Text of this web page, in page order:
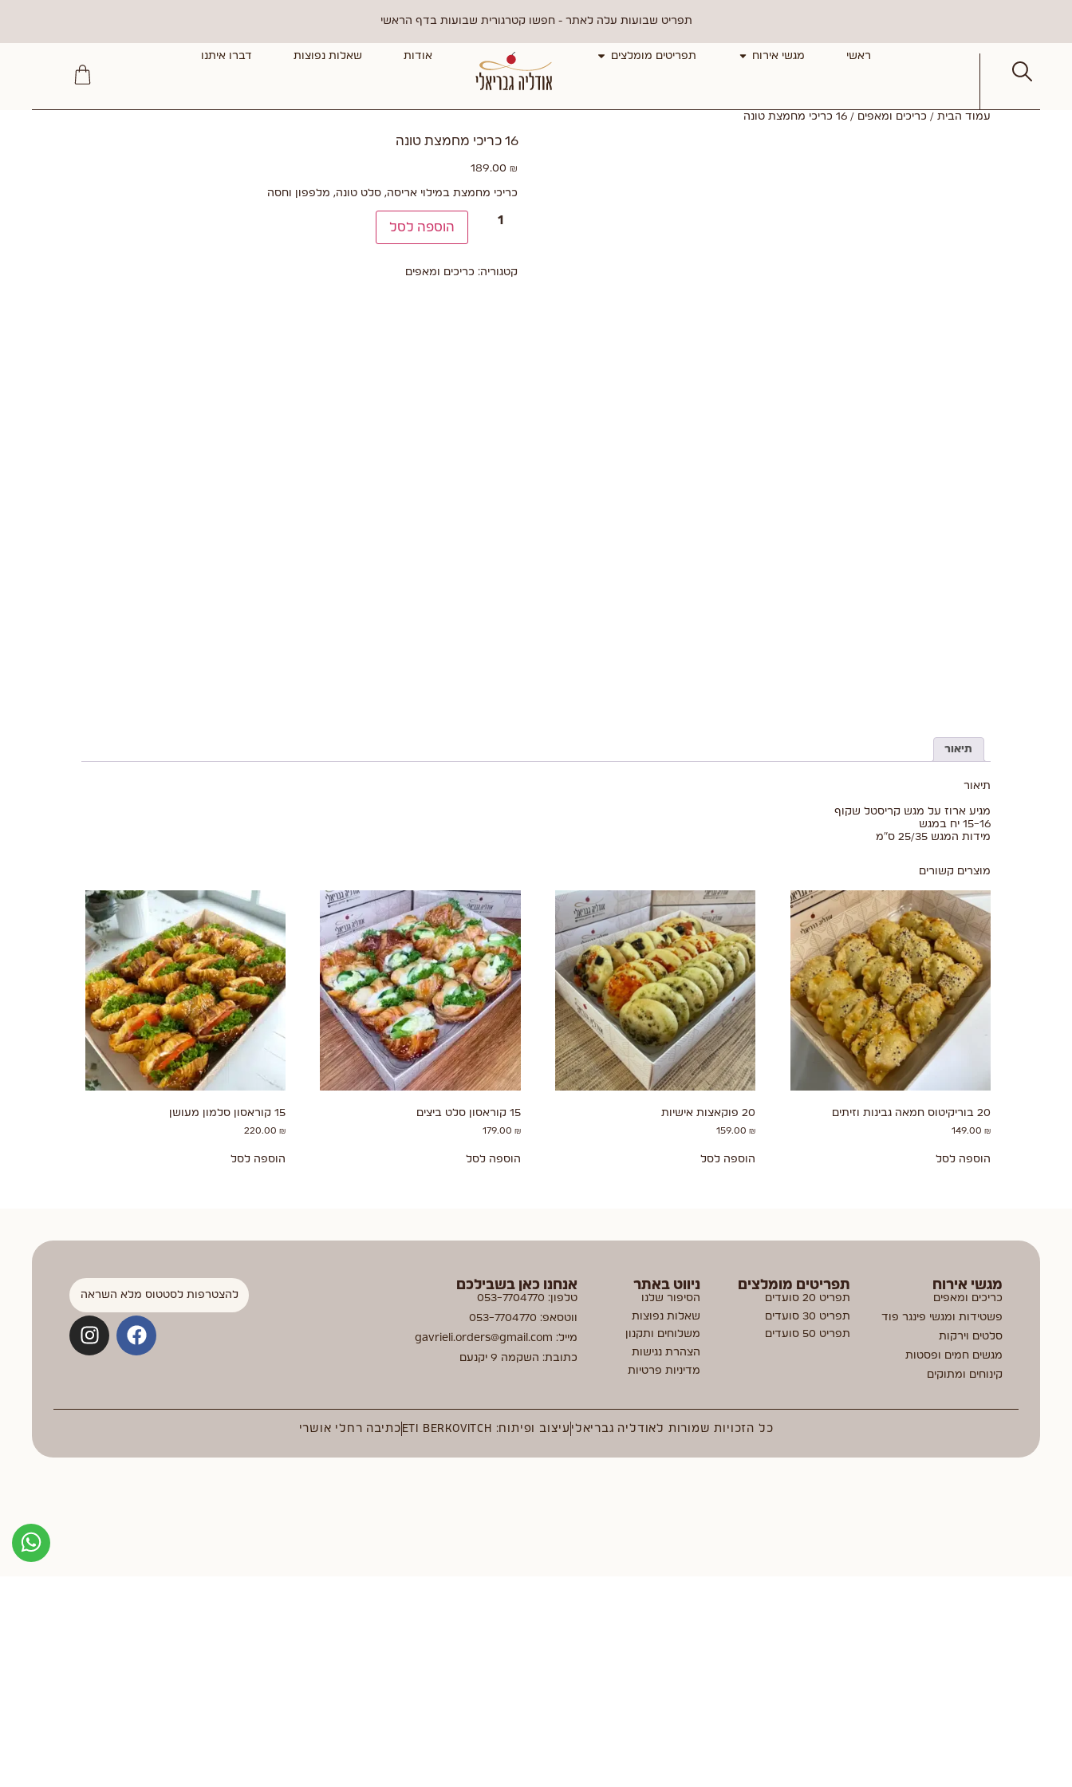
תפריט שבועות עלה לאתר - חפשו קטרגורית שבועות בדף הראשי
ראשי מגשי אירוח תפריטים מומלצים אודות שאלות נפוצות דברו איתנו
עמוד הבית / כריכים ומאפים / 16 כריכי מחמצת טונה
16 כריכי מחמצת טונה
189.00₪
כריכי מחמצת במילוי אריסה, סלט טונה, מלפפון וחסה
הוספה לסל
קטגוריה: כריכים ומאפים
תיאור
תיאור
מגיע ארוז על מגש קריסטל שקוף
15-16 יח במגש
מידות המגש 25/35 ס"מ
מוצרים קשורים
20 בוריקיטוס חמאה גבינות וזיתים
149.00 ₪
הוספה לסל
20 פוקאצות אישיות
159.00₪
הוספה לסל
15 קוראסון סלט ביצים
179.00 ₪
הוספה לסל
15 קוראסון סלמון מעושן
220.00 ₪
הוספה לסל
מגשי אירוח
כריכים ומאפים
פשטידות ומגשי פינגר פוד
סלטים וירקות
מגשים חמים ופסטות
קינוחים ומתוקים
תפריטים מומלצים
תפריט 20 סועדים
תפריט 30 סועדים
תפריט 50 סועדים
ניווט באתר
הסיפור שלנו
שאלות נפוצות
משלוחים ותקנון
הצהרת נגישות
מדיניות פרטיות
אנחנו כאן בשבילכם
טלפון: 053-7704770
ווטסאפ: 053-7704770
מייל: gavrieli.orders@gmail.com
כתובת: השקמה 9 יקנעם
להצטרפות לסטטוס מלא השראה
כל הזכויות שמורות לאודליה גבריאלי עיצוב ופיתוח: ETI BERKOVITCH כתיבה רחלי אושרי